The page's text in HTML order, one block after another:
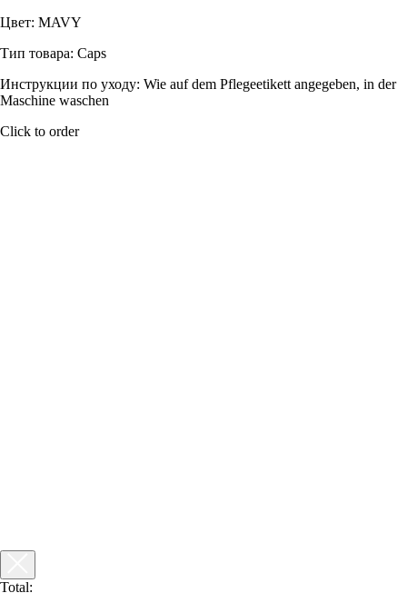
Цвет: MAVY
Тип товара: Caps
Инструкции по уходу: Wie auf dem Pflegeetikett angegeben, in der
Maschine waschen
Click to order
Total: